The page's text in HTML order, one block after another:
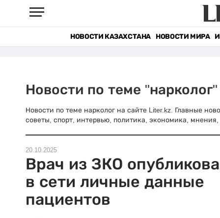
НОВОСТИ КАЗАХСТАНА НОВОСТИ МИРА
Новости по теме "нарколог"
Новости по теме нарколог на сайте Liter.kz. Главные
советы, спорт, интервью, политика, экономика, мнения,
20.10.2025
Врач из ЗКО
в сети личные данные
пациентов